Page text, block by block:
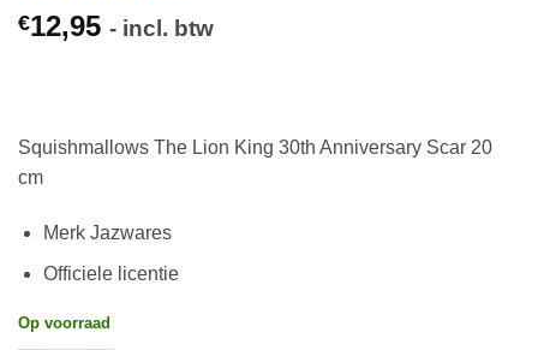
€12,95 - incl. btw
Squishmallows The Lion King 30th Anniversary Scar 20
cm
Merk Jazwares
Officiele licentie
Op voorraad